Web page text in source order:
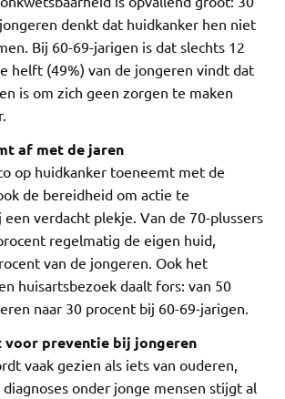
denkt dat huidkanker hen niet
Bij 60-69-jarigen is dat slechts 12
helft (49%) van de jongeren vindt dat
is om zich geen zorgen te maken
af met de jaren
op huidkanker toeneemt met de
de bereidheid om actie te
verdacht plekje. Van de 70-plussers
regelmatig de eigen huid,
van de jongeren. Ook het
huisartsbezoek daalt fors: van 50
naar 30 procent bij 60-69-jarigen.
voor preventie bij jongeren
vaak gezien als iets van ouderen,
onder jonge mensen stijgt al